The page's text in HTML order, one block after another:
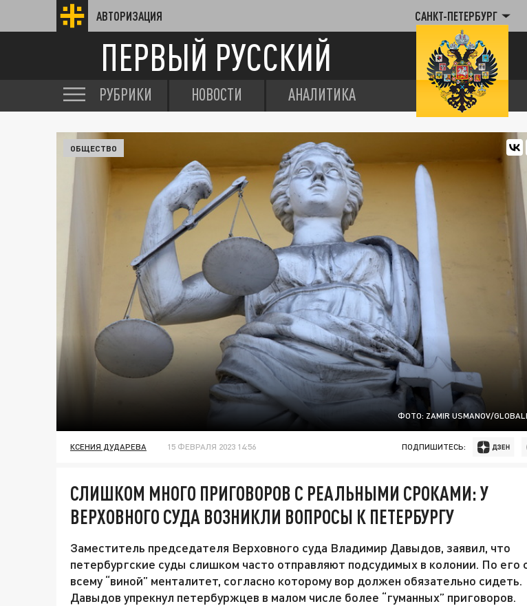
АВТОРИЗАЦИЯ САНКТ-ПЕТЕРБУРГ
ПЕРВЫЙ РУССКИЙ
РУБРИКИ НОВОСТИ АНАЛИТИКА
ФОТО: ZAMIR USMANOV/
ОБЩЕСТВО
КСЕНИЯ ДУДАРЕВА 15 ФЕВРАЛЯ 2023 14:56 ПОДПИШИТЕСЬ:
СЛИШКОМ МНОГО ПРИГОВОРОВ С РЕАЛЬНЫМИ СРОКАМИ: У
ВЕРХОВНОГО СУДА ВОЗНИКЛИ ВОПРОСЫ К ПЕТЕРБУРГУ
Заместитель председателя Верховного суда Владимир Давыдов, заявил, что
петербургские суды слишком часто отправляют подсудимых в колонии. По его
всему “виной” менталитет, согласно которому вор должен обязательно сидеть.
Давыдов упрекнул петербуржцев в малом числе более “гуманных” приговоров.